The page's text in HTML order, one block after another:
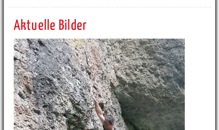
Aktuelle Bilder